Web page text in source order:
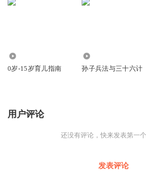
0岁-15岁育儿指南 孙子兵法与三十六计
用户评论
还没有评论，快来发表第一个
发表评论